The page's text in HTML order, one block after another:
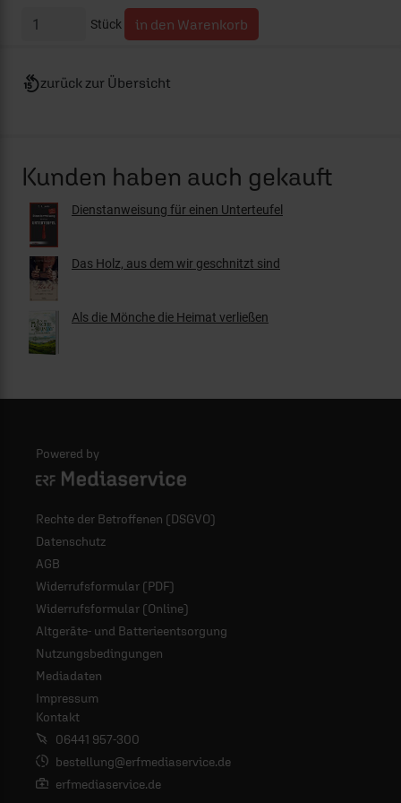
Stück
zurück zur Übersicht
Kunden haben auch gekauft
Dienstanweisung für einen Unterteufel
Das Holz, aus dem wir geschnitzt sind
Als die Mönche die Heimat verließen
Powered by
Logo - ERF Mediaservice
Rechte der Betroffenen (DSGVO)
Datenschutz
AGB
Widerrufsformular (PDF)
Widerrufsformular (Online)
Altgeräte- und Batterieentsorgung
Nutzungsbedingungen
Mediadaten
Impressum
Kontakt
06441 957-300
bestellung@erfmediaservice.de
erfmediaservice.de